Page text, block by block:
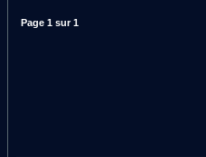
Page 1 sur1